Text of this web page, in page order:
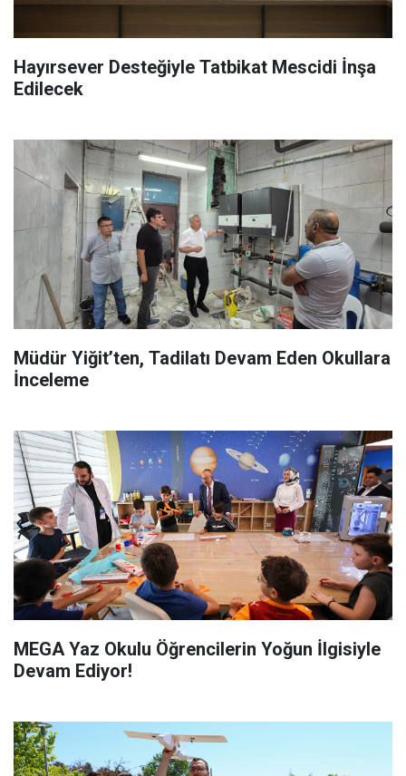
Hayırsever Desteğiyle Tatbikat Mescidi İnşa
Edilecek
Müdür Yiğit’ten, Tadilatı Devam Eden Okullara
İnceleme
MEGA Yaz Okulu Öğrencilerin Yoğun İlgisiyle
Devam Ediyor!